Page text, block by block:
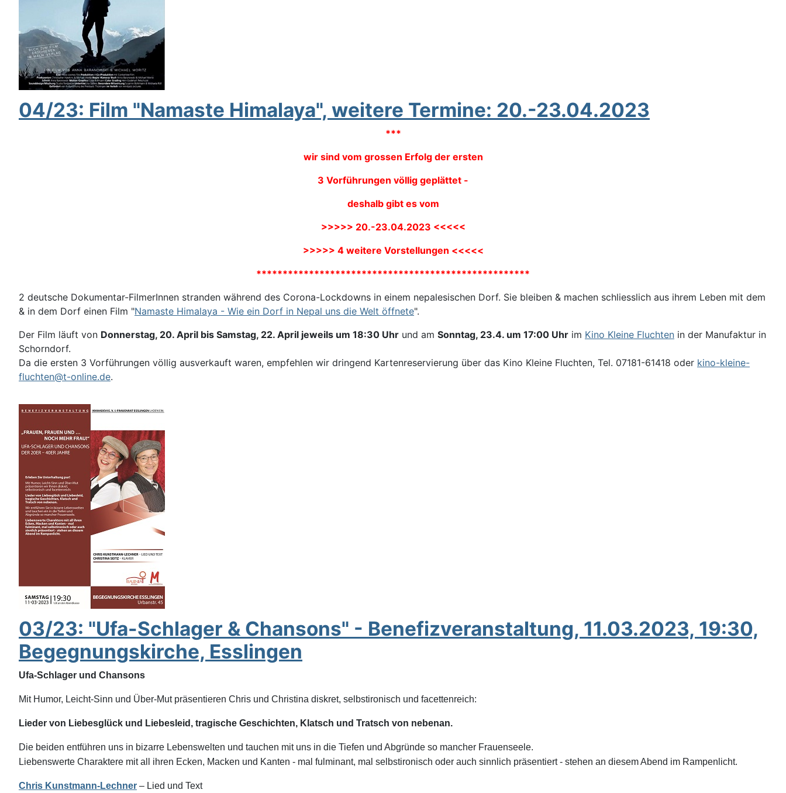
04/23: Film "Namaste Himalaya", weitere Termine: 20.-23.04.2023
***
wir sind vom grossen Erfolg der ersten
3 Vorführungen völlig geplättet -
deshalb gibt es vom
>>>>> 20.-23.04.2023 <<<<<
>>>>> 4 weitere Vorstellungen <<<<<
****************************************************
2 deutsche Dokumentar-FilmerInnen stranden während des Corona-Lockdowns in einem nepalesischen Dorf. Sie bleiben & machen schliesslich aus ihrem Leben mit dem
& in dem Dorf einen Film "Namaste Himalaya - Wie ein Dorf in Nepal uns die Welt öffnete".
Der Film läuft von Donnerstag, 20. April bis Samstag, 22. April jeweils um 18:30 Uhr und am Sonntag, 23.4. um 17:00 Uhr im Kino Kleine Fluchten in der Manufaktur in
Schorndorf.
Da die ersten 3 Vorführungen völlig ausverkauft waren, empfehlen wir dringend Kartenreservierung über das Kino Kleine Fluchten, Tel. 07181-61418 oder kino-kleine-
fluchten@t-online.de.
03/23: "Ufa-Schlager & Chansons" - Benefizveranstaltung, 11.03.2023, 19:30,
Begegnungskirche, Esslingen
Ufa-Schlager und Chansons
Mit Humor, Leicht-Sinn und Über-Mut präsentieren Chris und Christina diskret, selbstironisch und facettenreich:
Lieder von Liebesglück und Liebesleid, tragische Geschichten, Klatsch und Tratsch von nebenan.
Die beiden entführen uns in bizarre Lebenswelten und tauchen mit uns in die Tiefen und Abgründe so mancher Frauenseele.
Liebenswerte Charaktere mit all ihren Ecken, Macken und Kanten - mal fulminant, mal selbstironisch oder auch sinnlich präsentiert - stehen an diesem Abend im Rampenlicht.
Chris Kunstmann-Lechner – Lied und Text